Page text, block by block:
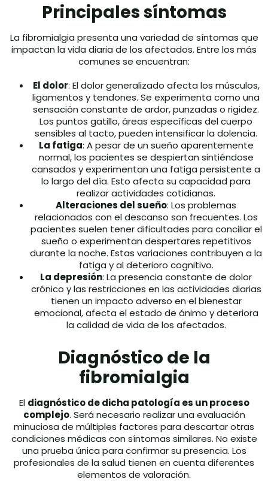
Principales síntomas
La fibromialgia presenta una variedad de síntomas que
impactan la vida diaria de los afectados. Entre los más
comunes se encuentran:
El dolor: El dolor generalizado afecta los músculos,
ligamentos y tendones. Se experimenta como una
sensación constante de ardor, punzadas o rigidez.
Los puntos gatillo, áreas específicas del cuerpo
sensibles al tacto, pueden intensificar la dolencia.
La fatiga: A pesar de un sueño aparentemente
normal, los pacientes se despiertan sintiéndose
cansados y experimentan una fatiga persistente a
lo largo del día. Esto afecta su capacidad para
realizar actividades cotidianas.
Alteraciones del sueño: Los problemas
relacionados con el descanso son frecuentes. Los
pacientes suelen tener dificultades para conciliar el
sueño o experimentan despertares repetitivos
durante la noche. Estas variaciones contribuyen a la
fatiga y al deterioro cognitivo.
La depresión: La presencia constante de dolor
crónico y las restricciones en las actividades diarias
tienen un impacto adverso en el bienestar
emocional, afecta el estado de ánimo y deteriora
la calidad de vida de los afectados.
Diagnóstico de la
fibromialgia
El diagnóstico de dicha patología es un proceso
complejo. Será necesario realizar una evaluación
minuciosa de múltiples factores para descartar otras
condiciones médicas con síntomas similares. No existe
una prueba única para confirmar su presencia. Los
profesionales de la salud tienen en cuenta diferentes
elementos de valoración.